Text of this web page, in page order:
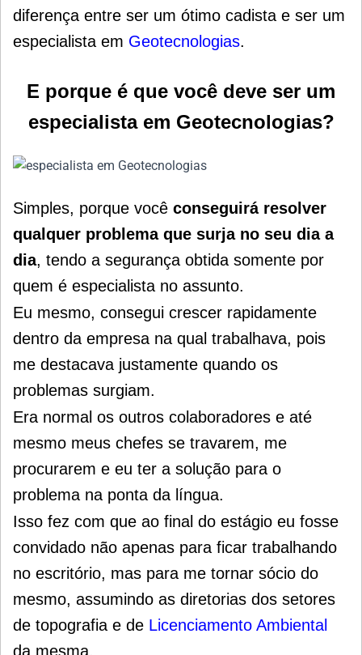
diferença entre ser um ótimo cadista e ser um
especialista em Geotecnologias.
E porque é que você deve ser um
especialista em Geotecnologias?
Simples, porque você conseguirá resolver
qualquer problema que surja no seu dia a
dia, tendo a segurança obtida somente por
quem é especialista no assunto.
Eu mesmo, consegui crescer rapidamente
dentro da empresa na qual trabalhava, pois
me destacava justamente quando os
problemas surgiam.
Era normal os outros colaboradores e até
mesmo meus chefes se travarem, me
procurarem e eu ter a solução para o
problema na ponta da língua.
Isso fez com que ao final do estágio eu fosse
convidado não apenas para ficar trabalhando
no escritório, mas para me tornar sócio do
mesmo, assumindo as diretorias dos setores
de topografia e de Licenciamento Ambiental
da mesma.